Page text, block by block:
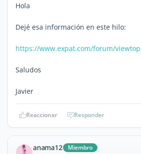
Hola
Dejé esa información en este hilo:
https://www.expat.com/forum/
Saludos
Javier
Reaccionar Responder
anama12 Miembro